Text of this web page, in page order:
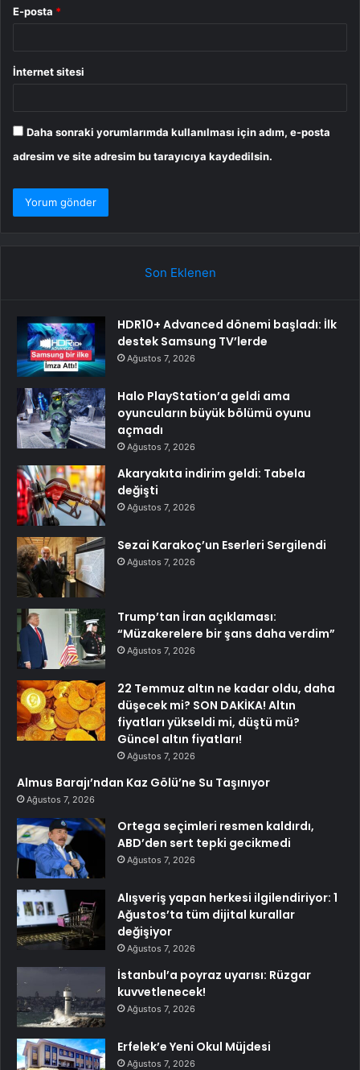
E-posta *
İnternet sitesi
Daha sonraki yorumlarımda kullanılması için adım, e-posta
adresim ve site adresim bu tarayıcıya kaydedilsin.
Son Eklenen
HDR10+ Advanced dönemi başladı: İlk
destek Samsung TV’lerde
Ağustos 7, 2026
Halo PlayStation’a geldi ama
oyuncuların büyük bölümü oyunu
açmadı
Ağustos 7, 2026
Akaryakıta indirim geldi: Tabela
değişti
Ağustos 7, 2026
Sezai Karakoç’un Eserleri Sergilendi
Ağustos 7, 2026
Trump’tan İran açıklaması:
“Müzakerelere bir şans daha verdim”
Ağustos 7, 2026
22 Temmuz altın ne kadar oldu, daha
düşecek mi? SON DAKİKA! Altın
fiyatları yükseldi mi, düştü mü?
Güncel altın fiyatları!
Ağustos 7, 2026
Almus Barajı’ndan Kaz Gölü’ne Su Taşınıyor
Ağustos 7, 2026
Ortega seçimleri resmen kaldırdı,
ABD’den sert tepki gecikmedi
Ağustos 7, 2026
Alışveriş yapan herkesi ilgilendiriyor: 1
Ağustos’ta tüm dijital kurallar
değişiyor
Ağustos 7, 2026
İstanbul’a poyraz uyarısı: Rüzgar
kuvvetlenecek!
Ağustos 7, 2026
Erfelek’e Yeni Okul Müjdesi
Ağustos 7, 2026